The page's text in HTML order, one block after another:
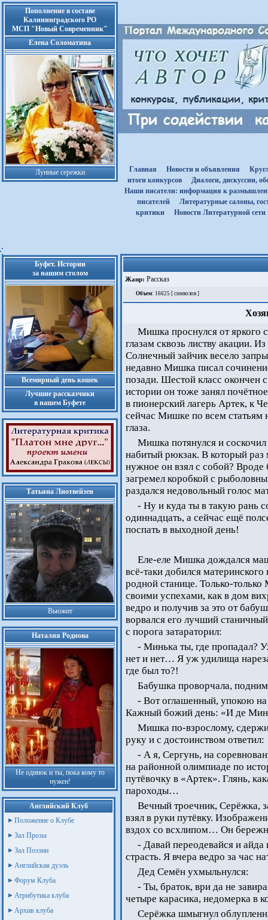
Пополнение в составе
Калининградского РО
МСП "Новый Современник"
Елена Соломатина
Лунные сережки Главная Новости и объявления
итоги конкурсов
Диалоги, дискуссии,
Наши писатели: информация к
писателей
Литературные салоны,
критики
Новости Литературной сети
Буфет. Истории
за нашим столом
Всемирный день кошек
Лучшие рассказчики
в нашем Буфете
Татьяна Лиотвейзен
Вьюжит
Наталия Роднова
Не одинок и ты, пока кому то
нужен!
Английский Клуб
Положение о Клубе
Зал Прозы
Зал Поэзии
Английская дуэль
Форум Клуба
Атрибутика клуба
Архив клуба
Жанр: Рассказ
Объем: 16625 [ символов ]
Мишка проснулся от яркого
глазам сквозь листву акации.
Солнечный зайчик весело
недавно Мишка писал
позади. Шестой класс окончен
истории он тоже занял
в пионерский лагерь Артек, к
сейчас Мишке по всем статьям
глаза.
Мишка потянулся и соскочил
набитый рюкзак. В который
нужное он взял с собой?
загремел коробкой с
раздался недовольный голос
- Ну и куда ты в такую рань
одиннадцать, а сейчас ещё
поспать в выходной день!
Еле-еле Мишка дождался
всё-таки добился
родной станице. Только-
своими успехами, как в дом
ведро и получив за это от
ворвался его лучший
с порога затараторил:
- Минька ты, где пропадал?
нет и нет… Я уж удилища
где был то?!
Бабушка проворчала,
- Вот оглашенный, упокою на
Кажный божий день: «И де
Мишка по-взрослому,
руку и с достоинством ответил:
- А я, Сергунь, на
на районной олимпиаде по
путёвочку в «Артек». Глянь,
пароходы…
Вечный троечник, Серёжка,
взял в руки путёвку.
вздох со всхлипом… Он
- Давай переодевайся и
страсть. Я вчера ведро за час
Дед Семён ухмыльнулся:
- Ты, браток, ври да не
четыре карасика, недомерка в
Серёжка шмыгнул